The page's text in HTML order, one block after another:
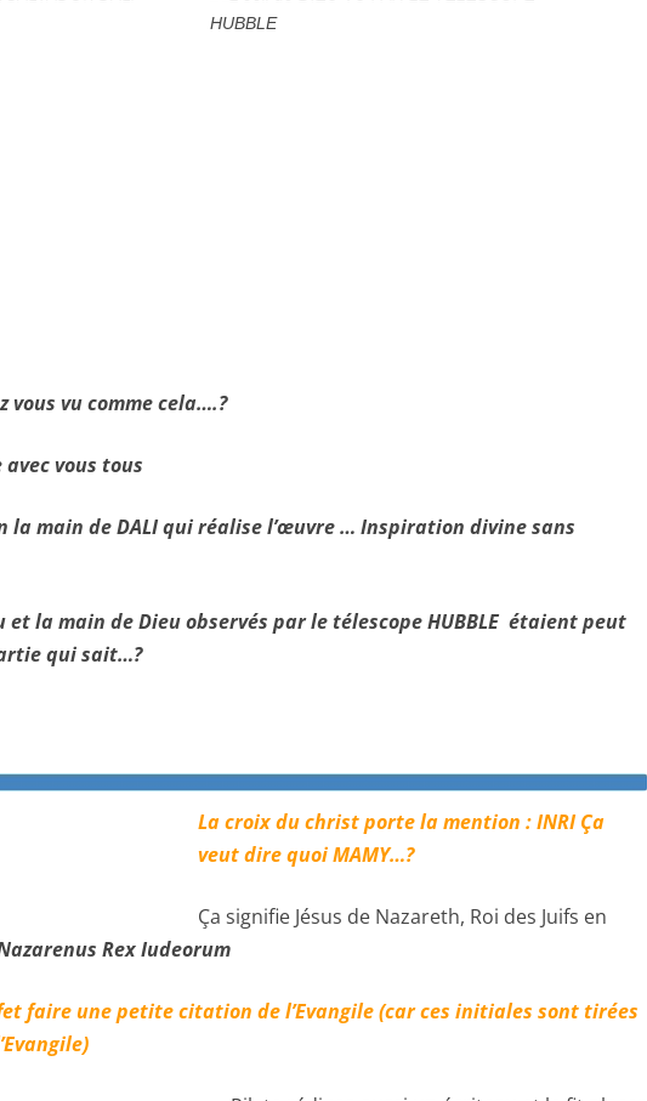
vu comme cela….?
avec vous tous
la main de DALI qui réalise l’œuvre … Inspiration divine sans
et la main de Dieu observés par le télescope HUBBLE étaient peut
qui sait…?
La croix du christ porte la mention : INRI Ça
veut dire quoi MAMY…?
Ça signifie Jésus de Nazareth, Roi des Juifs en
Rex Iudeorum
faire une petite citation de l’Evangile (car ces initiales sont tirées